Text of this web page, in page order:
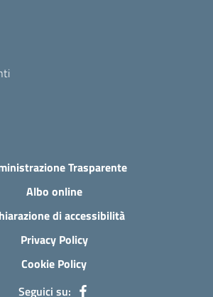
Trasparente
Albo online
di accessibilità
Privacy Policy
Cookie Policy
Seguici su: